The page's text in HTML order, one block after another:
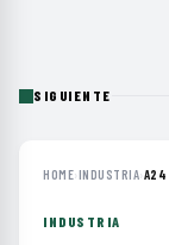
SIGUIENTE
HOME›INDUSTRIA›A24
INDUSTRIA